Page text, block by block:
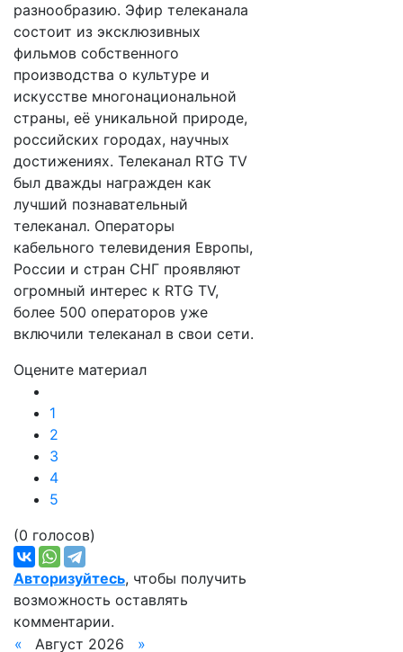
разнообразию. Эфир телеканала
состоит из эксклюзивных
фильмов собственного
производства о культуре и
искусстве многонациональной
страны, её уникальной природе,
российских городах, научных
достижениях. Телеканал RTG TV
был дважды награжден как
лучший познавательный
телеканал. Операторы
кабельного телевидения Европы,
России и стран СНГ проявляют
огромный интерес к RTG TV,
более 500 операторов уже
включили телеканал в свои сети.
Оцените материал
1
2
3
4
5
(0 голосов)
Авторизуйтесь, чтобы получить
возможность оставлять
комментарии.
«
Август 2026 »